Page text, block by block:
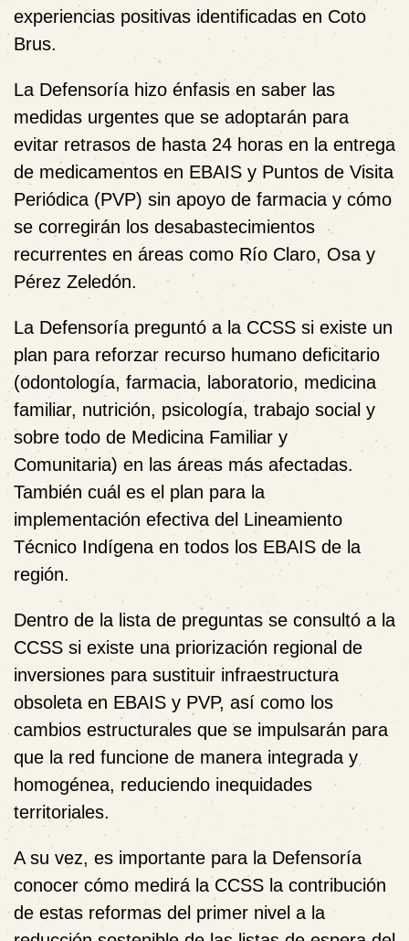
experiencias positivas identificadas en Coto
Brus.
La Defensoría hizo énfasis en saber las
medidas urgentes que se adoptarán para
evitar retrasos de hasta 24 horas en la entrega
de medicamentos en EBAIS y Puntos de Visita
Periódica (PVP) sin apoyo de farmacia y cómo
se corregirán los desabastecimientos
recurrentes en áreas como Río Claro, Osa y
Pérez Zeledón.
La Defensoría preguntó a la CCSS si existe un
plan para reforzar recurso humano deficitario
(odontología, farmacia, laboratorio, medicina
familiar, nutrición, psicología, trabajo social y
sobre todo de Medicina Familiar y
Comunitaria) en las áreas más afectadas.
También cuál es el plan para la
implementación efectiva del Lineamiento
Técnico Indígena en todos los EBAIS de la
región.
Dentro de la lista de preguntas se consultó a la
CCSS si existe una priorización regional de
inversiones para sustituir infraestructura
obsoleta en EBAIS y PVP, así como los
cambios estructurales que se impulsarán para
que la red funcione de manera integrada y
homogénea, reduciendo inequidades
territoriales.
A su vez, es importante para la Defensoría
conocer cómo medirá la CCSS la contribución
de estas reformas del primer nivel a la